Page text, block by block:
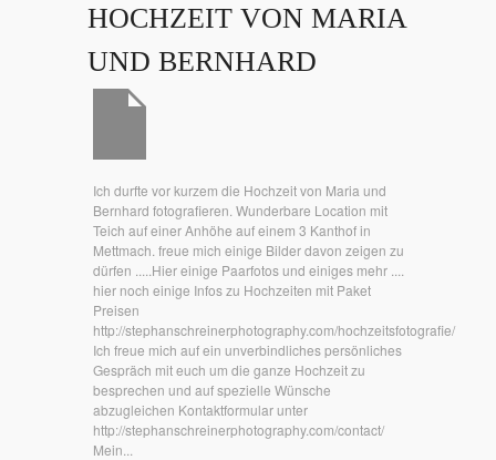
HOCHZEIT VON MARIA
UND BERNHARD
Ich durfte vor kurzem die Hochzeit von Maria und
Bernhard fotografieren. Wunderbare Location mit
Teich auf einer Anhöhe auf einem 3 Kanthof in
Mettmach. freue mich einige Bilder davon zeigen zu
dürfen .....Hier einige Paarfotos und einiges mehr ....
hier noch einige Infos zu Hochzeiten mit Paket
Preisen
http://stephanschreinerphotography.com/hochzeitsfotografie/
Ich freue mich auf ein unverbindliches persönliches
Gespräch mit euch um die ganze Hochzeit zu
besprechen und auf spezielle Wünsche
abzugleichen Kontaktformular unter
http://stephanschreinerphotography.com/contact/
Mein...